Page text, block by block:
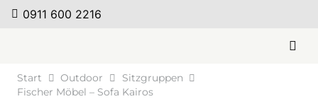
0911 600 2216
Start Outdoor
Sitzgruppen
Fischer Möbel – Sofa Kairos